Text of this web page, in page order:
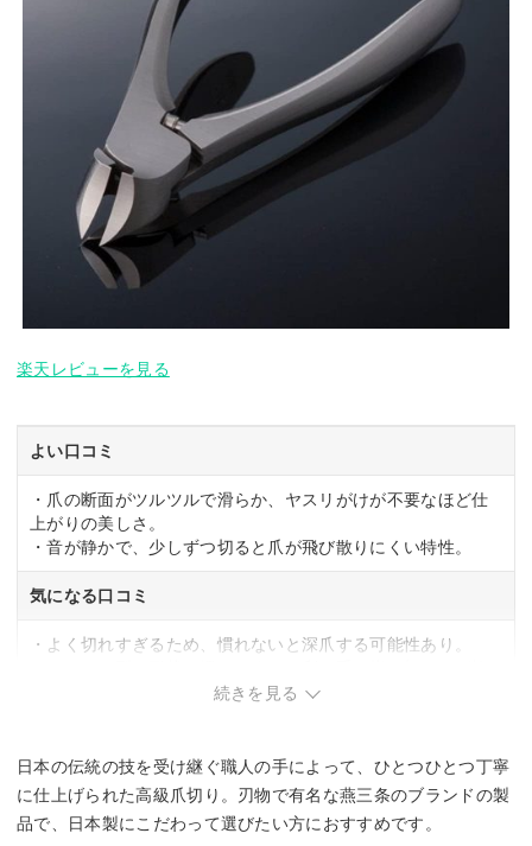
楽天レビューを見る
よい口コミ
・爪の断面がツルツルで滑らか、ヤスリがけが不要なほど仕
上がりの美しさ。
・音が静かで、少しずつ切ると爪が飛び散りにくい特性。
気になる口コミ
・よく切れすぎるため、慣れないと深爪する可能性あり。
いと感じることもある。続きを見る
日本の伝統の技を受け継ぐ職人の手によって、ひとつひとつ丁寧
に仕上げられた高級爪切り。刃物で有名な燕三条のブランドの製
品で、日本製にこだわって選びたい方におすすめです。